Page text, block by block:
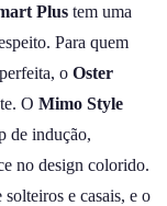
Plus tem uma
Para quem
o Oster
O Mimo Style
de indução,
no design colorido.
e casais, e o